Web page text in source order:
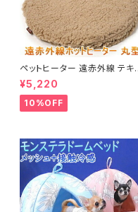
ペットヒーター 遠赤外線 テキ
ンヒーター 丸型 まる チワワ 小
型犬 犬用ヒーター
¥5,220
10%OFF